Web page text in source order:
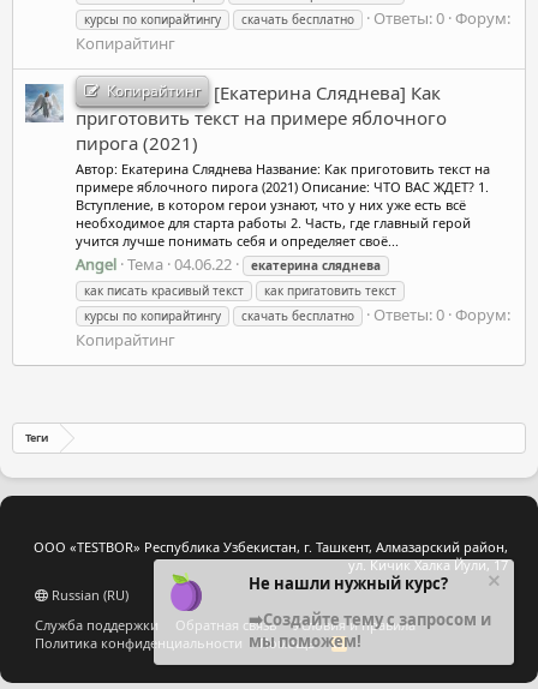
курсы по копирайтингу
скачать бесплатно Ответы: 0 Форум:
Копирайтинг
Копирайтинг
[Екатерина Сляднева] Как
приготовить текст на примере яблочного
пирога (2021)
Автор: Екатерина Сляднева Название: Как приготовить текст на
примере яблочного пирога (2021) Описание: ЧТО ВАС ЖДЕТ? 1.
Вступление, в котором герои узнают, что у них уже есть всё
необходимое для старта работы 2. Часть, где главный герой
учится лучше понимать себя и определяет своё...
Angel Тема 04.06.22 екатерина сляднева
как писать красивый текст
как пригатовить текст
курсы по копирайтингу
скачать бесплатно Ответы: 0 Форум:
Копирайтинг
Теги
ООО «TESTBOR» Республика Узбекистан, г. Ташкент, Алмазарский район,
ул. Кичик Халка Йули, 17
Russian (RU)
Служба поддержки
Обратная связь
Условия и правила
Политика конфиденциальности
Помощь
R
Не нашли нужный курс?
➡️Создайте тему с запросом и
мы поможем!